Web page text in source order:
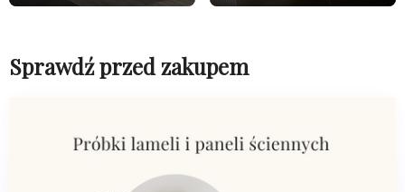
Sprawdź przed zakupem